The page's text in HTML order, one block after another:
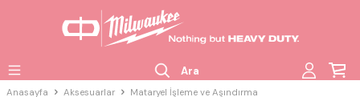
Ara
Anasayfa Aksesuarlar
Mataryel İşleme ve Aşındırma